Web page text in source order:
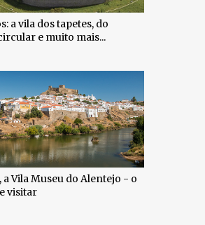
a vila dos tapetes, do
e muito mais...
Vila Museu do Alentejo - o
visitar